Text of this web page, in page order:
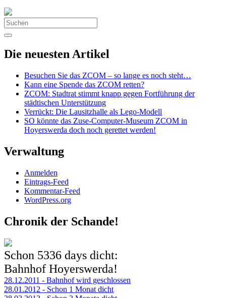
Search
for:
Die neuesten Artikel
Besuchen Sie das ZCOM – so lange es noch steht…
Kann eine Spende das ZCOM retten?
ZCOM: Stadtrat stimmt knapp gegen Fortführung der
städtischen Unterstützung
Verrückt: Die Lausitzhalle als Lego-Modell
SO könnte das Zuse-Computer-Museum ZCOM in
Hoyerswerda doch noch gerettet werden!
Verwaltung
Anmelden
Eintrags-Feed
Kommentar-Feed
WordPress.org
Chronik der Schande!
Schon 5336 days dicht:
Bahnhof Hoyerswerda!
28.12.2011 - Bahnhof wird geschlossen
28.01.2012 - Schon 1 Monat dicht